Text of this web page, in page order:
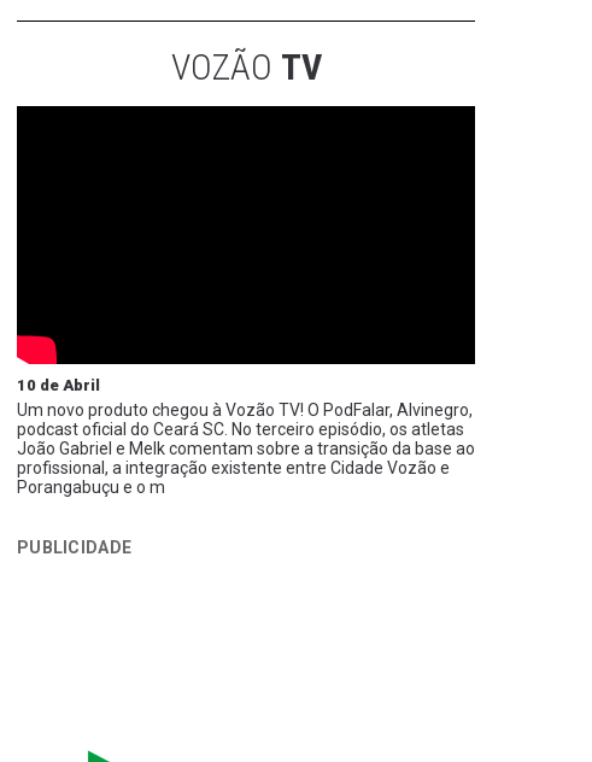
VOZÃO TV
10 de Abril
Um novo produto chegou à Vozão TV! O PodFalar, Alvinegro,
podcast oficial do Ceará SC. No terceiro episódio, os atletas
João Gabriel e Melk comentam sobre a transição da base ao
profissional, a integração existente entre Cidade Vozão e
Porangabuçu e o m
PUBLICIDADE